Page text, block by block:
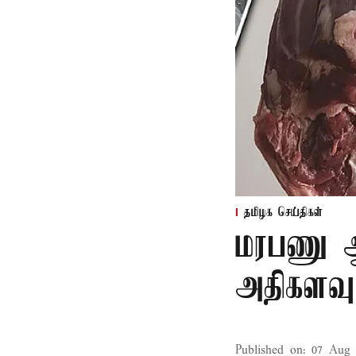
தமிழக செய்திகள்
மரபணு
Published on: 07 Aug